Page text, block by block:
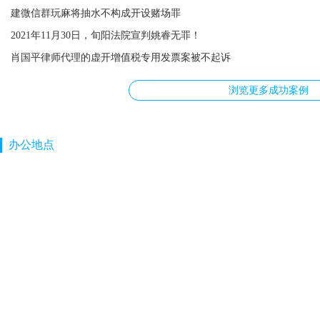
建微信群玩麻将抽水不构成开设赌场罪
2021年11月30日，旬阳法院宣判姚睿无罪！
肖国平律师代理的虚开增值税专用发票案被不起诉
浏览更多成功案例
办公地点